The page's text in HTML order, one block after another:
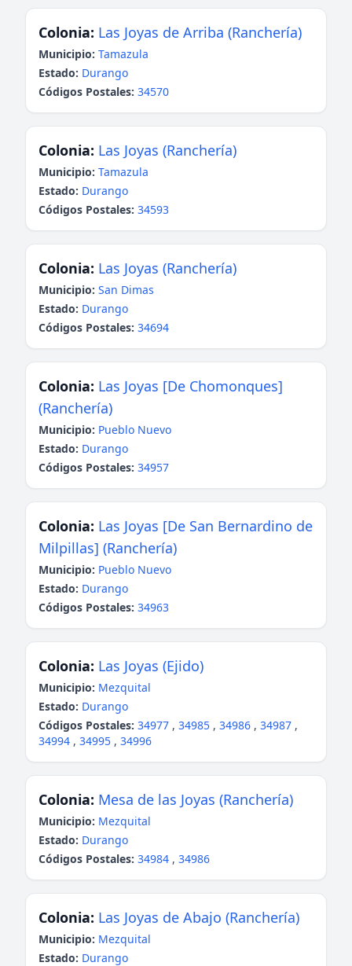
Colonia: Las Joyas de Arriba (Ranchería)
Municipio: Tamazula
Estado: Durango
Códigos Postales: 34570
Colonia: Las Joyas (Ranchería)
Municipio: Tamazula
Estado: Durango
Códigos Postales: 34593
Colonia: Las Joyas (Ranchería)
Municipio: San Dimas
Estado: Durango
Códigos Postales: 34694
Colonia: Las Joyas [De Chomonques]
(Ranchería)
Municipio: Pueblo Nuevo
Estado: Durango
Códigos Postales: 34957
Colonia: Las Joyas [De San Bernardino de
Milpillas] (Ranchería)
Municipio: Pueblo Nuevo
Estado: Durango
Códigos Postales: 34963
Colonia: Las Joyas (Ejido)
Municipio: Mezquital
Estado: Durango
Códigos Postales: 34977 , 34985 , 34986 , 34987 ,
34994 , 34995 , 34996
Colonia: Mesa de las Joyas (Ranchería)
Municipio: Mezquital
Estado: Durango
Códigos Postales: 34984 , 34986
Colonia: Las Joyas de Abajo (Ranchería)
Municipio: Mezquital
Estado: Durango